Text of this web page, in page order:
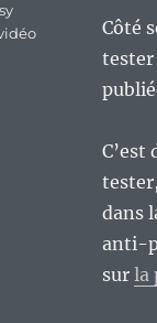
Côté
tester
C’est
dans
anti-
sur la